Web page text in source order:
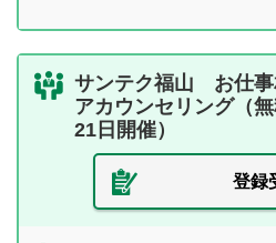
サンテク福山 お仕事
アカウンセリング（
21日開催）
登録